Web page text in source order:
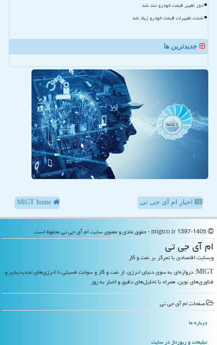
دور تغییر قیمت خودرو تند شد
شدت تغییرات قیمت خودرو زیاد شد
جدیدترین ها
اخبار ام آی جی تی
ام آی جی تی
وبسایت اقتصادی با تمرکز بر نفت و گاز
MIGT: دروازه‌ای به سوی دنیای انرژی، از نفت و گاز و سوخت فسیلی تا انرژی‌های تجدیدپذیر و
فناوری‌های نوین، همراه با تحلیل‌های دقیق و اخبار به روز
صفحات ام آی جی تی
درباره ما
تبلیغات و رپورتاژ در سایت